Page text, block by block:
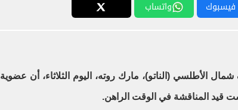
فيسبوك واتساب
شمال الأطلسي (الناتو)، مارك روته، اليوم الثلاثاء، أن عضوية
قيد المناقشة في الوقت الراهن.